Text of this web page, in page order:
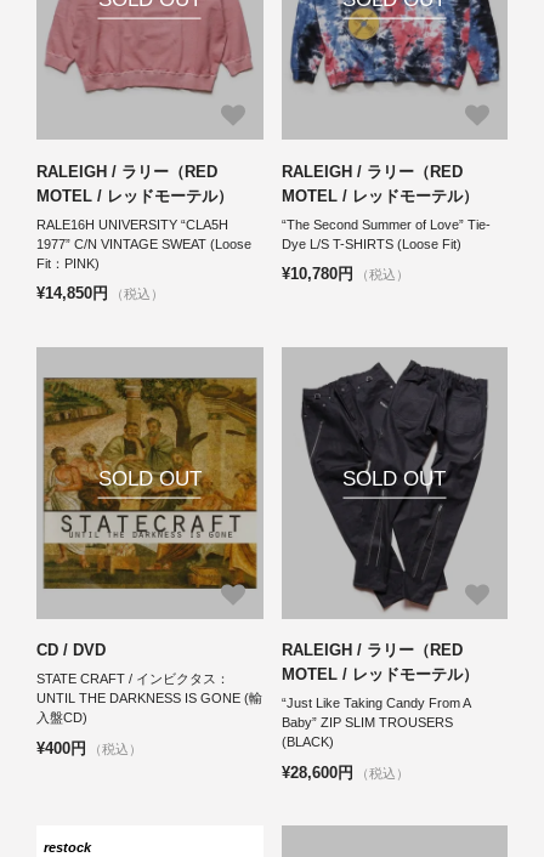
RALEIGH / ラリー（RED
MOTEL / レッドモーテル）
RALE16H UNIVERSITY “CLA5H
1977” C/N VINTAGE SWEAT (Loose
Fit：PINK)
¥14,850円 （税込）
RALEIGH / ラリー（RED
MOTEL / レッドモーテル）
“The Second Summer of Love” Tie-
Dye L/S T-SHIRTS (Loose Fit)
¥10,780円 （税込）
SOLD OUT
CD / DVD
STATE CRAFT / インビクタス：
UNTIL THE DARKNESS IS GONE (輸
入盤CD)
¥400円 （税込）
SOLD OUT
RALEIGH / ラリー（RED
MOTEL / レッドモーテル）
“Just Like Taking Candy From A
Baby” ZIP SLIM TROUSERS
(BLACK)
¥28,600円 （税込）
restock